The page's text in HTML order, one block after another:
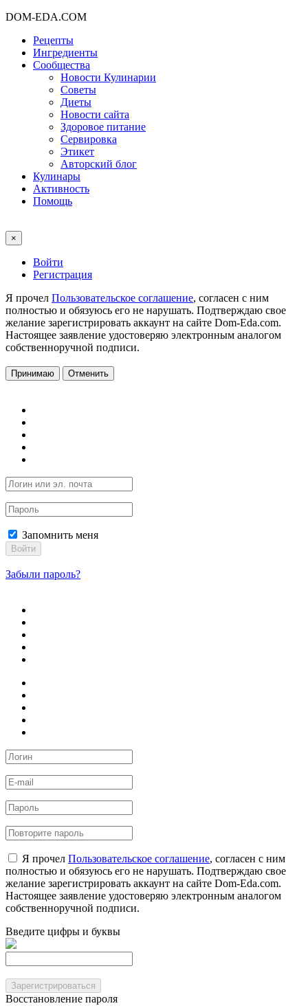
DOM-EDA.COM
Рецепты
Ингредиенты
Сообщества
Новости Кулинарии
Советы
Диеты
Новости сайта
Здоровое питание
Сервировка
Этикет
Авторский блог
Кулинары
Активность
Помощь
×
Войти
Регистрация
Я прочел Пользовательское соглашение, согласен с ним
полностью и обязуюсь его не нарушать. Подтверждаю свое
желание зарегистрировать аккаунт на сайте Dom-Eda.com.
Настоящее заявление удостоверяю электронным аналогом
собственноручной подписи.
Принимаю Отменить
Запомнить меня
Войти
Забыли пароль?
Я прочел Пользовательское соглашение, согласен с ним
полностью и обязуюсь его не нарушать. Подтверждаю свое
желание зарегистрировать аккаунт на сайте Dom-Eda.com.
Настоящее заявление удостоверяю электронным аналогом
собственноручной подписи.
Введите цифры и буквы
Зарегистрироваться
Восстановление пароля